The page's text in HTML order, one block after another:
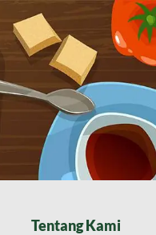
Tentang Kami